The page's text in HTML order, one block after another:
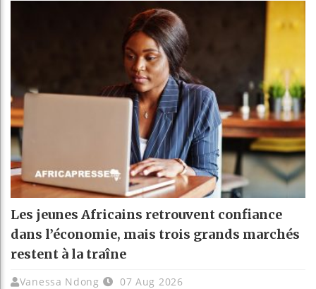
Les jeunes Africains retrouvent confiance
dans l’économie, mais trois grands marchés
restent à la traîne
Vanessa Ndong 07 Aug 2026